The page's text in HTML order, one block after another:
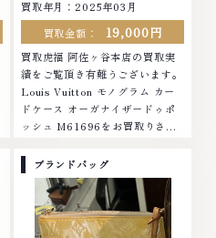
買取年月：2025年03月
買取金額：
19,000円
買取虎福 阿佐ヶ谷本店の買取実
績をご覧頂き有難うございます。
Louis Vuitton モノグラム カー
ドケース オーガナイザードゥポ
ッシュ M61696をお買取りさせ
ございました。■地域買取No.1
へ挑戦金 プラチナ ダイヤモンド
ブランド品 ブランド衣類 お酒買
取りのことなら、お任せくださ
い。なかでも金・プラチナ等のア
ブランドバッグ